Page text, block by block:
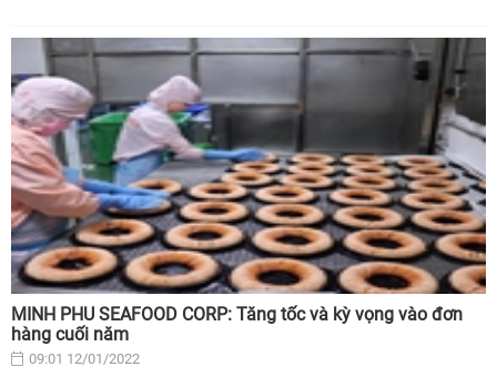
MINH PHU SEAFOOD CORP: Tăng tốc và kỳ vọng vào đơn
hàng cuối năm
09:01 12/01/2022